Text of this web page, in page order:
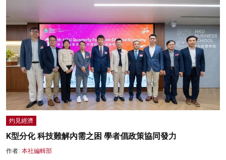
灼見經濟
K型分化 科技難解內需之困 學者倡政策協同發力
作者: 本社編輯部